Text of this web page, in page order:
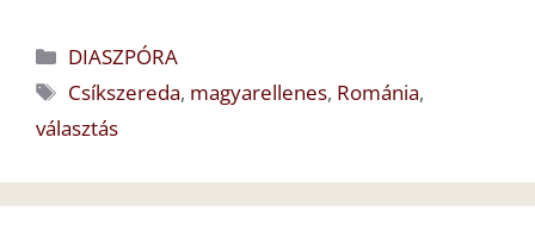
Kategória
DIASZPÓRA
Címkék
Csíkszereda, magyarellenes, Románia,
választás